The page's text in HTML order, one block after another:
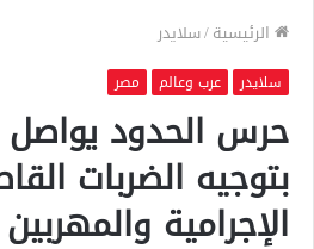
الرئيسية/سلايدر
سلايدر عرب وعالم مصر
حرس الحدود
بتوجيه الضربات
الإجرامية والمهربين